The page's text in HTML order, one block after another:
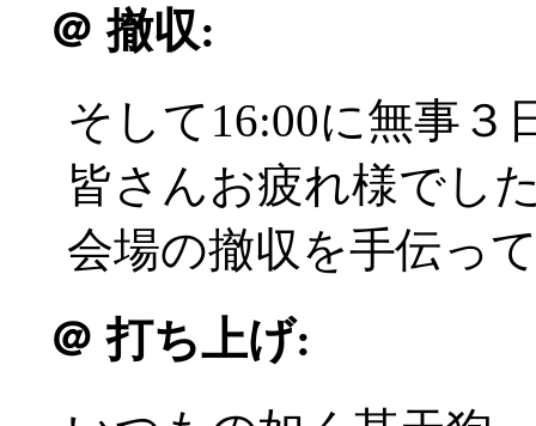
＠ 撤収:
そして16:00に無事３
皆さんお疲れ様でし
会場の撤収を手伝っ
＠ 打ち上げ: